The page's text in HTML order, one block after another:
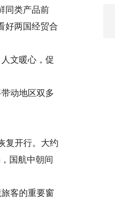
同类产品前
好两国经贸合
文暖心，促
动地区双多
复开行。大约
国航中朝间
客的重要窗